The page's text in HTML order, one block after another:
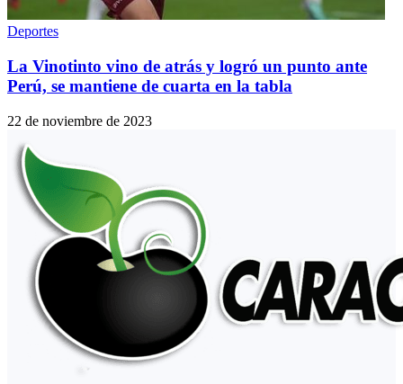
Deportes
La Vinotinto vino de atrás y logró un punto ante
Perú, se mantiene de cuarta en la tabla
22 de noviembre de 2023